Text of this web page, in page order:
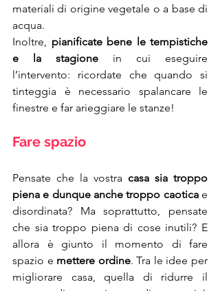
materiali di origine vegetale o a base di
acqua.
Inoltre, pianificate bene le tempistiche
e la stagione in cui eseguire
l’intervento: ricordate che quando si
tinteggia è necessario spalancare le
finestre e far arieggiare le stanze!
Fare spazio
Pensate che la vostra casa sia troppo
piena e dunque anche troppo caotica e
disordinata? Ma soprattutto, pensate
che sia troppo piena di cose inutili? E
allora è giunto il momento di fare
spazio e mettere ordine. Tra le idee per
migliorare casa, quella di ridurre il